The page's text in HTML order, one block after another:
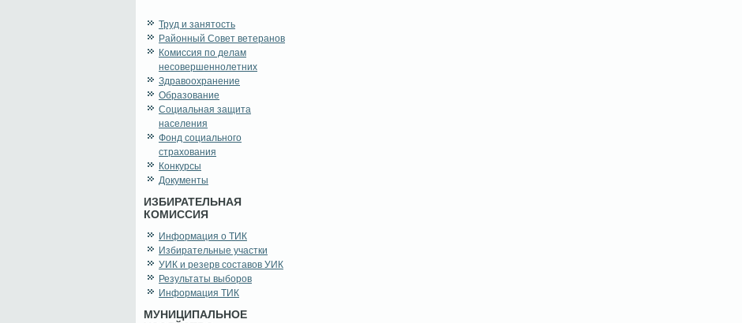
Труд и занятость
Районный Совет ветеранов
Комиссия по делам
несовершеннолетних
Здравоохранение
Образование
Социальная защита
населения
Фонд социального
страхования
Конкурсы
Документы
ИЗБИРАТЕЛЬНАЯ
КОМИССИЯ
Информация о ТИК
Избирательные участки
УИК и резерв составов УИК
Результаты выборов
Информация ТИК
МУНИЦИПАЛЬНОЕ